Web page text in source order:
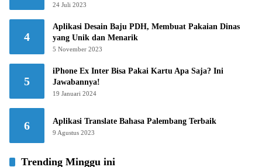
24 Juli 2023
4
Aplikasi Desain Baju PDH, Membuat Pakaian Dinas
yang Unik dan Menarik
5 November 2023
5
iPhone Ex Inter Bisa Pakai Kartu Apa Saja? Ini
Jawabannya!
19 Januari 2024
6 Aplikasi Translate Bahasa Palembang Terbaik
9 Agustus 2023
Trending Minggu ini